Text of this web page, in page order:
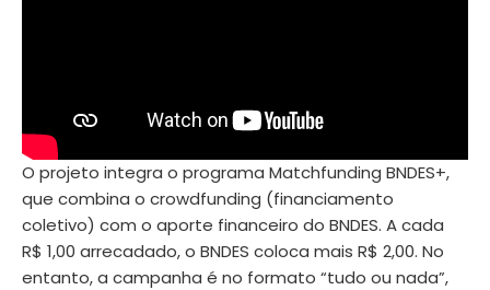
O projeto integra o programa Matchfunding BNDES+,
que combina o crowdfunding (financiamento
coletivo) com o aporte financeiro do BNDES. A cada
R$ 1,00 arrecadado, o BNDES coloca mais R$ 2,00. No
entanto, a campanha é no formato “tudo ou nada”,